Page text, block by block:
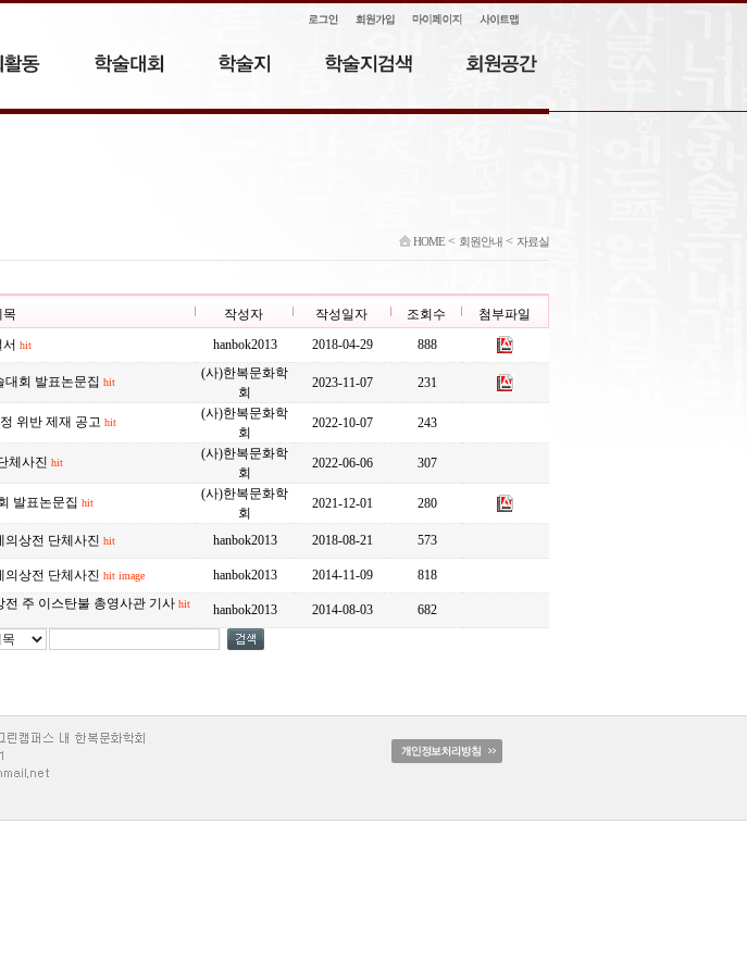
HOME < 회원안내 < 자료실
목 작성자 작성일자 조회수
첨부파일
hit hanbok2013 2018-04-29 888
대회 발표논문집 hit
(사)한복문화학
회
2023-11-07 231
위반 제재 공고 hit
(사)한복문화학
회
2022-10-07 243
체사진 hit
(사)한복문화학
회
2022-06-06 307
발표논문집 hit
(사)한복문화학
회
2021-12-01 280
의상전 단체사진 hit hanbok2013 2018-08-21 573
의상전 단체사진 hit image hanbok2013 2014-11-09 818
전 주 이스탄불 총영사관 기사 hit
hanbok2013 2014-08-03 682